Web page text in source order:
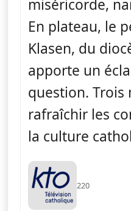
miséricorde,
En plateau, le
Klasen, du
apporte un
question.
rafraîchir les
la culture
220